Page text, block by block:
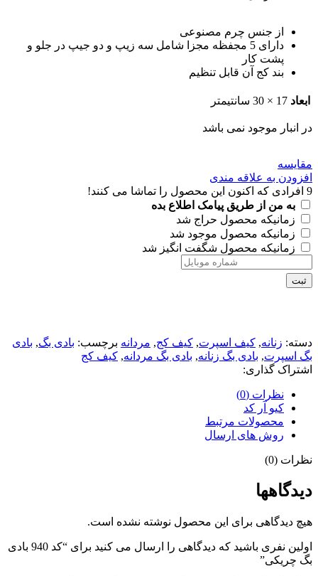
از جنس چرم مصنوعی
دارای 5 مجفظه مجزا شامل سه زیپ و دو جیپ در جلو و
پشت کار
بند کج آن قابل تنظیم
ابعاد 17 × 30 سانتیمتر
در انبار موجود نمی باشد
مقايسه
افزودن به علاقه مندی
9 افرادی که اکنون این محصول را تماشا می کنند!
به من از طریق پیامک اطلاع بده
زمانیکه محصول حراج شد
زمانیکه محصول موجود شد
زمانیکه محصول شگفت انگیز شد
ثبت
دسته: زنانه, کیف اسپرت, کیف کج, مردانه برچسب: بادی بگ, بادی
بگ اسپرت, بادی بگ زنانه, بادی بگ مردانه, کیف کج
اشتراک گذاری:
نظرات (0)
کیو آر کد
محصولات مرتبط
روش های ارسال
نظرات (0)
دیدگاهها
هیچ دیدگاهی برای این محصول نوشته نشده است.
اولین نفری باشید که دیدگاهی را ارسال می کنید برای “کد 940 بادی
بگ چریکی”